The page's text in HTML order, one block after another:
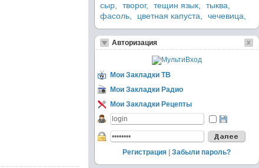
сыр,
творог, тещин язык,
тыква,
фасоль,
цветная капуста, чечевица,
Авторизация
Мои Закладки ТВ
Мои Закладки Радио
Мои Закладки Рецепты
Регистрация Забыли пароль?